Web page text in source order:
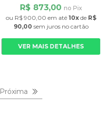
R$ 873,00 no Pix
ou R$ 900,00 em até 10xde R$
90,00 sem jurosno cartão
VER MAIS DETALHES
Próxima